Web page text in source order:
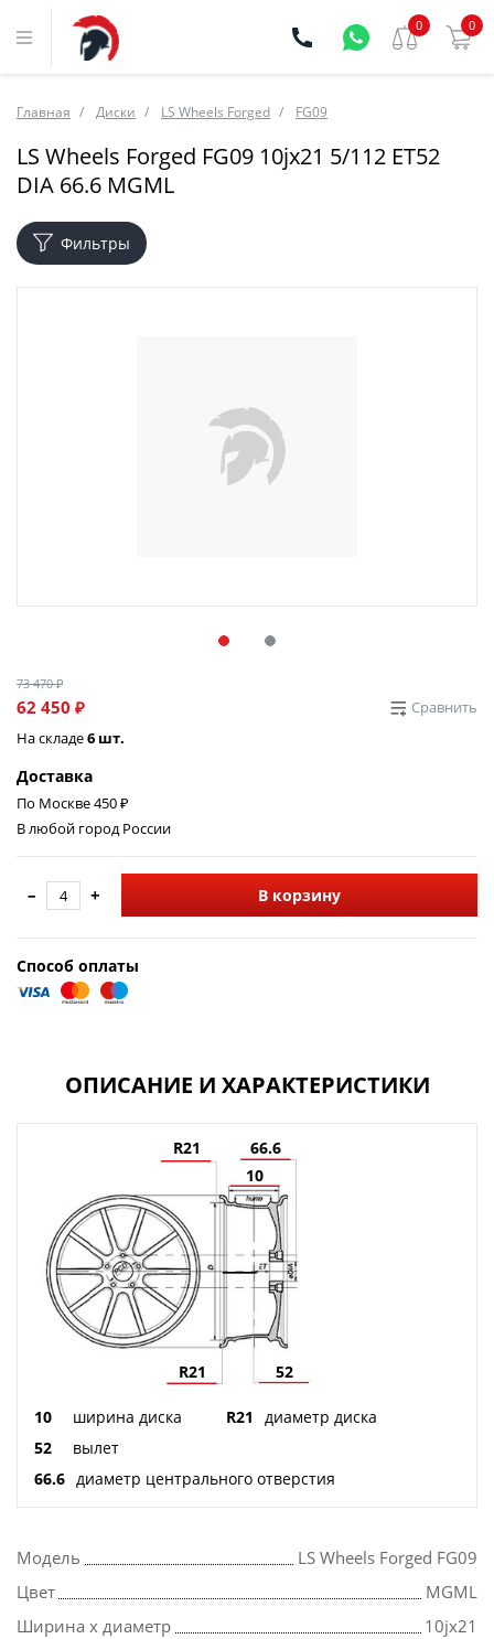
0 0
Главная Диски LS Wheels Forged FG09
LS Wheels Forged FG09 10jx21 5/112 ET52
DIA 66.6 MGML
Фильтры
73 470 ₽
62 450 ₽
Сравнить
На складе6 шт.
Доставка
По Москве 450 ₽
В любой город России
– + В корзину
Способ оплаты
ОПИСАНИЕ И ХАРАКТЕРИСТИКИ
R21
66.6
10
R21 52
10 ширина диска R21
диаметр диска
52
вылет
66.6 диаметр центрального отверстия
Модель
LS Wheels Forged FG09
Цвет
MGML
Ширина х диаметр
10jx21